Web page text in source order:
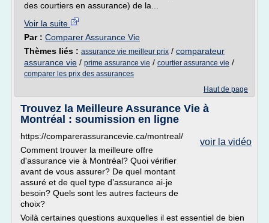
des courtiers en assurance) de la...
Voir la suite
Par : Comparer Assurance Vie
Thèmes liés : assurance vie meilleur prix / comparateur
assurance vie / prime assurance vie / courtier assurance vie /
comparer les prix des assurances
Haut de page
Trouvez la Meilleure Assurance Vie à
Montréal : soumission en ligne
voir la vidéo
https://comparerassurancevie.ca/montreal/
Comment trouver la meilleure offre
d'assurance vie à Montréal? Quoi vérifier
avant de vous assurer? De quel montant
assuré et de quel type d’assurance ai-je
besoin? Quels sont les autres facteurs de
choix?
Voilà certaines questions auxquelles il est essentiel de bien